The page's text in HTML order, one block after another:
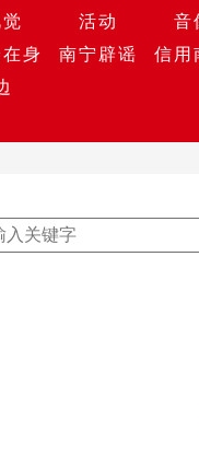
活动 音
身
南宁辟谣 信用